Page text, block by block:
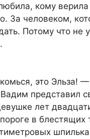
кому
За человеком,
Потому что не
это Эльза!
представил
лет
в блестящих